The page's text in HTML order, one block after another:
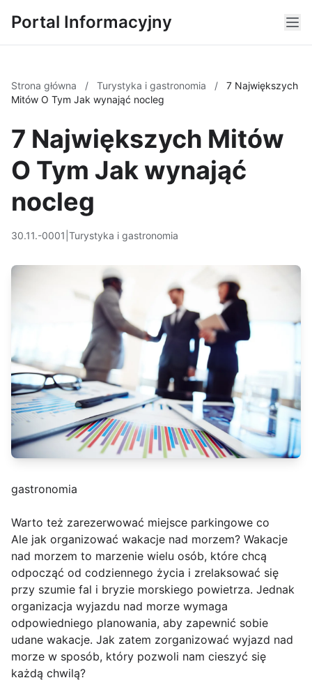
Portal Informacyjny
Strona główna / Turystyka i gastronomia /
7 Największych
Mitów O Tym Jak wynająć nocleg
7 Największych Mitów
O Tym Jak wynająć
nocleg
30.11.-0001 Turystyka i gastronomia
gastronomia
Warto też zarezerwować miejsce parkingowe co
Ale jak organizować wakacje nad morzem? Wakacje
nad morzem to marzenie wielu osób, które chcą
odpocząć od codziennego życia i zrelaksować się
przy szumie fal i bryzie morskiego powietrza. Jednak
organizacja wyjazdu nad morze wymaga
odpowiedniego planowania, aby zapewnić sobie
udane wakacje. Jak zatem zorganizować wyjazd nad
morze w sposób, który pozwoli nam cieszyć się
każdą chwilą?